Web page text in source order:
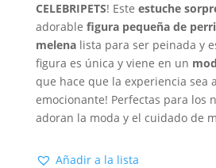
CELEBRIPETS! Este estuche
adorable figura pequeña de
melenalista para ser peinada y
figura es única y viene en un
que hace que la experiencia sea
emocionante! Perfectas para los
adoran la moda y el cuidado de
Añadir a la lista